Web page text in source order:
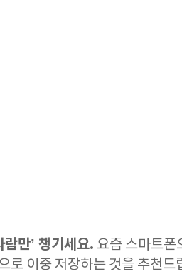
만’ 챙기세요. 요즘 스마트폰
로 이중 저장하는 것을 추천드